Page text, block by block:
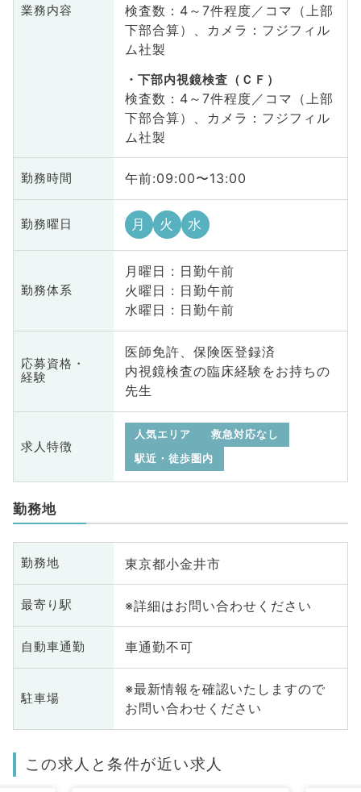
業務内容
検査数：4～7件程度／コマ（上部
下部合算）、カメラ：フジフィル
ム社製
下部内視鏡検査（ＣＦ）
検査数：4～7件程度／コマ（上部
下部合算）、カメラ：フジフィル
ム社製
勤務時間 午前:09:00〜13:00
勤務曜日 月 火 水
勤務体系
月曜日 : 日勤午前
火曜日 : 日勤午前
水曜日 : 日勤午前
応募資格・
経験
医師免許、保険医登録済
内視鏡検査の臨床経験をお持ちの
先生
求人特徴
人気エリア
救急対応なし
駅近・徒歩圏内
勤務地
勤務地 東京都小金井市
最寄り駅 ※詳細はお問い合わせください
自動車通勤 車通勤不可
駐車場
※最新情報を確認いたしますので
お問い合わせください
この求人と条件が近い求人